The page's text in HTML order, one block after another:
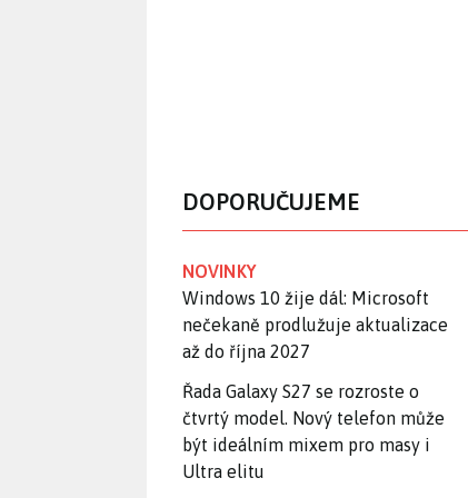
DOPORUČUJEME
NOVINKY
Windows 10 žije dál: Microsoft
nečekaně prodlužuje aktualizace
až do října 2027
Řada Galaxy S27 se rozroste o
čtvrtý model. Nový telefon může
být ideálním mixem pro masy i
Ultra elitu